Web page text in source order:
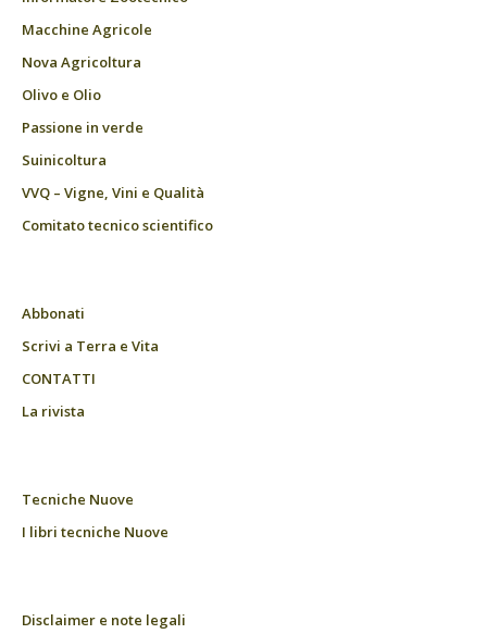
Macchine Agricole
Nova Agricoltura
Olivo e Olio
Passione in verde
Suinicoltura
VVQ – Vigne, Vini e Qualità
Comitato tecnico scientifico
Abbonati
Scrivi a Terra e Vita
CONTATTI
La rivista
Tecniche Nuove
I libri tecniche Nuove
Disclaimer e note legali